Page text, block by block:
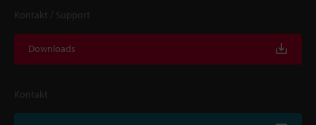
Kontakt / Support
Downloads
Kontakt